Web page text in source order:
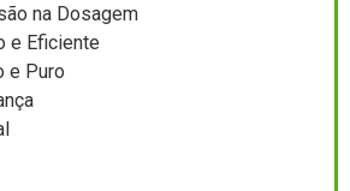
na Dosagem
e Eficiente
e Puro